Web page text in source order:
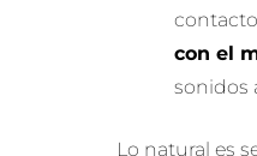
con el
sonidos
Lo natural es